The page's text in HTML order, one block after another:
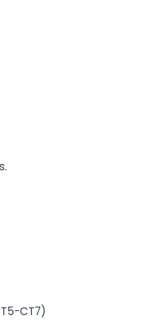
CT7)